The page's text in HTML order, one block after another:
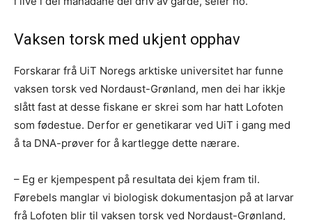
Vaksen torsk med ukjent opphav
Forskarar frå UiT Noregs arktiske universitet har funne
vaksen torsk ved Nordaust-Grønland, men dei har ikkje
slått fast at desse fiskane er skrei som har hatt Lofoten
som fødestue. Derfor er genetikarar ved UiT i gang med
å ta DNA-prøver for å kartlegge dette nærare.
– Eg er kjempespent på resultata dei kjem fram til.
Førebels manglar vi biologisk dokumentasjon på at larvar
frå Lofoten blir til vaksen torsk ved Nordaust-Grønland,